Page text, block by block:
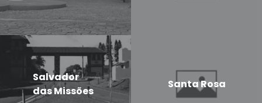
Salvador
das Missões
Santa Rosa